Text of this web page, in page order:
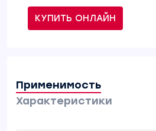
КУПИТЬ ОНЛАЙН
Применимость
Характеристики